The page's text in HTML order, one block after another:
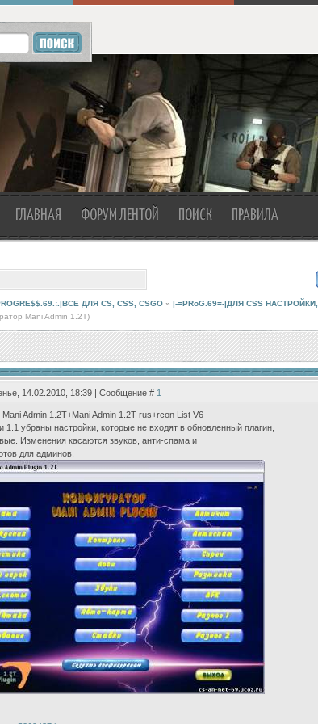
ГЛАВНАЯ ФОРУМ ЛЕНТОЙ ПОИСК ПРАВИЛА
ДЛЯ CS, CSS, CSGO » |-=PRoG.69=-|ДЛЯ CSS НАСТРОЙКИ,
Mani Admin 1.2Т)
14.02.2010, 18:39 | Сообщение # 1
Mani Admin 1.2Т+Mani Admin 1.2Т rus+rcon List V6
1.1 убраны настройки, которые не входят в обновленный плагин,
Изменения касаются звуков, анти-спама и
для админов.